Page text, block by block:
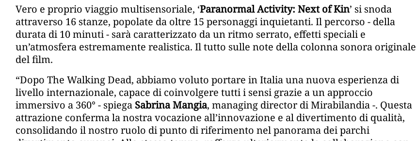
Vero e proprio viaggio multisensoriale, ‘Paranormal Activity: Next of Kin’ si snoda
attraverso 16 stanze, popolate da oltre 15 personaggi inquietanti. Il percorso - della
durata di 10 minuti - sarà caratterizzato da un ritmo serrato, effetti speciali e
un’atmosfera estremamente realistica. Il tutto sulle note della colonna sonora originale
del film.
“Dopo The Walking Dead, abbiamo voluto portare in Italia una nuova esperienza di
livello internazionale, capace di coinvolgere tutti i sensi grazie a un approccio
immersivo a 360° - spiega Sabrina Mangia, managing director di Mirabilandia -. Questa
attrazione conferma la nostra vocazione all’innovazione e al divertimento di qualità,
consolidando il nostro ruolo di punto di riferimento nel panorama dei parchi